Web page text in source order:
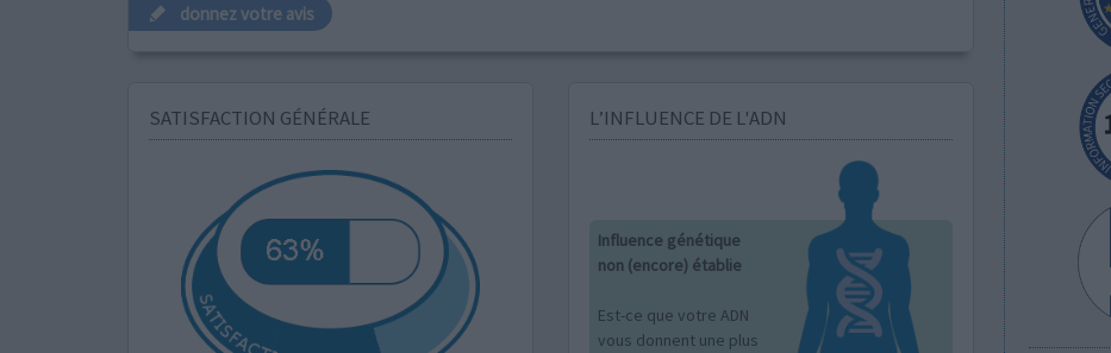
donnez votre avis
SATISFACTION GÉNÉRALE L’INFLUENCE DE L'ADN
Influence génétique
non (encore) établie
Est-ce que votre ADN
vous donnent une plus